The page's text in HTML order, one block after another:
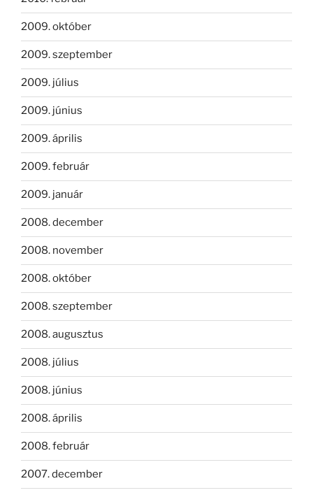
2009. október
2009. szeptember
2009. július
2009. június
2009. április
2009. február
2009. január
2008. december
2008. november
2008. október
2008. szeptember
2008. augusztus
2008. július
2008. június
2008. április
2008. február
2007. december